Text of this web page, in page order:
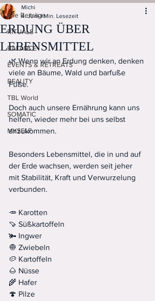
Alle Beiträge
RITUALS
BALANCE
EVENTS & RETREATS
BEAUTY
TBL World
SOMATIC
MYSELF
ERDUNG ÜBER
LEBENSMITTEL
Michi
4. Juni 1 Min. Lesezeit
🌿 Wenn wir an Erdung denken, denken
viele an Bäume, Wald und barfuße
Füße.
Doch auch unsere Ernährung kann uns
helfen, wieder mehr bei uns selbst
anzukommen.
Besonders Lebensmittel, die in und auf
der Erde wachsen, werden seit jeher
mit Stabilität, Kraft und Verwurzelung
verbunden.
🥕 Karotten
🍠 Süßkartoffeln
🫚 Ingwer
🧅 Zwiebeln
🥔 Kartoffeln
🌰 Nüsse
🌾 Hafer
🍄 Pilze